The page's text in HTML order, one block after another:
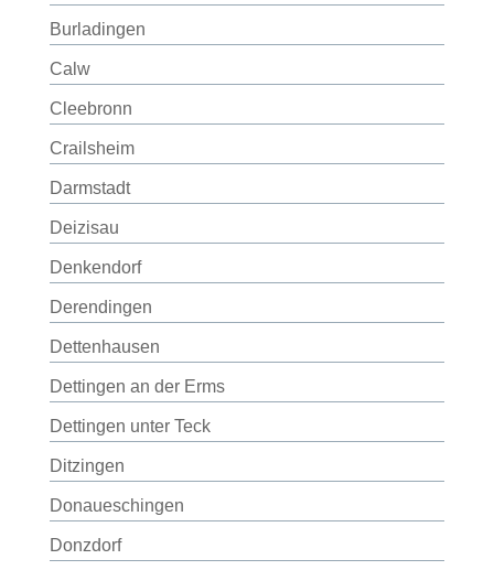
Burladingen
Calw
Cleebronn
Crailsheim
Darmstadt
Deizisau
Denkendorf
Derendingen
Dettenhausen
Dettingen an der Erms
Dettingen unter Teck
Ditzingen
Donaueschingen
Donzdorf